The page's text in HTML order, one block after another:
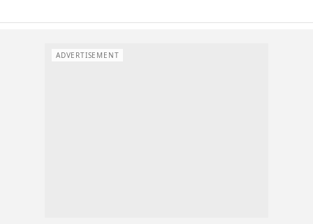
ADVERTISEMENT